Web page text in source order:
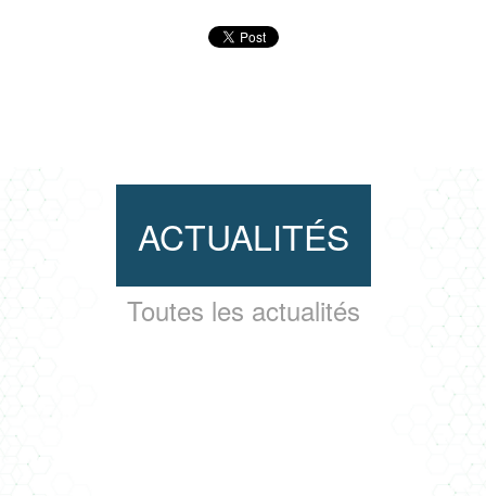
ACTUALITÉS
Toutes les actualités
LA GÉOTHERMIE S'INVITE À